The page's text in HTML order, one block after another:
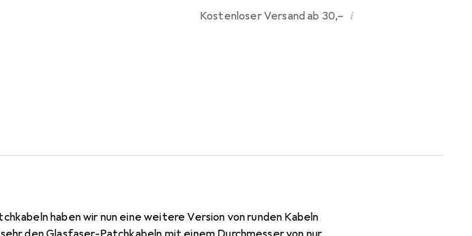
Kostenloser Versand ab 30,– i
haben wir nun eine weitere Version von runden Kabeln